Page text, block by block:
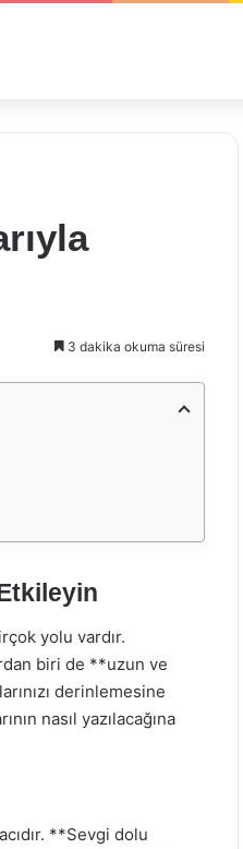
3 dakika okuma süresi
yolu vardır.
biri de **uzun ve
derinlemesine
nasıl yazılacağına
**Sevgi dolu